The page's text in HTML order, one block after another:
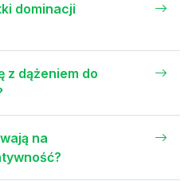
dominacji
z dążeniem do
na